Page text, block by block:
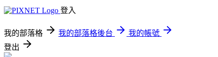
登入
我的部落格 我的部落格後台
我的帳號
登出